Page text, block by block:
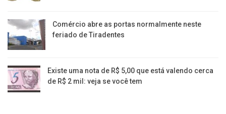
Comércio abre as portas normalmente neste
feriado de Tiradentes
Existe uma nota de R$ 5,00 que está valendo cerca
de R$ 2 mil: veja se você tem